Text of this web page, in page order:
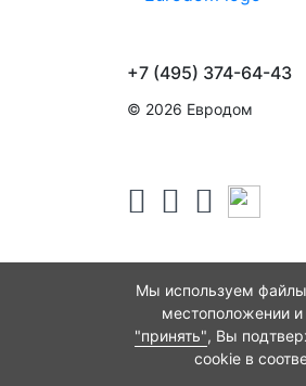
+7 (495) 374-64-43
© 2026 Евродом
Мы используем
местоположении и
"принять", Вы
cookie в